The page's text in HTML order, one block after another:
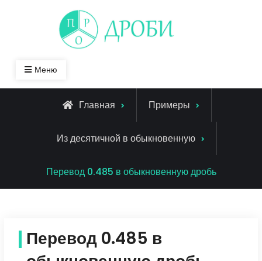
Меню
Главная Примеры
Из десятичной в обыкновенную
Перевод 0.485 в обыкновенную дробь
Перевод 0.485 в